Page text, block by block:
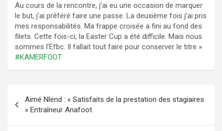
Au cours de la rencontre, j’ai eu une occasion de marquer
le but, j’ai préféré faire une passe. La deuxième fois j’ai pris
mes responsabilités. Ma frappe croisée a fini au fond des
filets. Cette fois-ci, la Easter Cup a été difficile. Mais nous
sommes l’Efbc. Il fallait tout faire pour conserver le titre »
#KAMERFOOT
de
l’article
Aimé Nlend : « Satisfaits de la prestation des stagiaires
» Entraîneur Anafoot